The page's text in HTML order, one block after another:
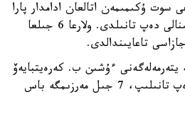
سوت ۇكىمىمەن اتالعان ادامدار پارا
بەرۋگە وقتالعانى ءۇشىن كىنالى دەپ تانىلدى. ولارعا 6 جىلعا
تاعايىندالدى.
يتەرمەلەگەنى ءۇشىن ب. كەرەيتبايەۆ
پەن گ. شوكەنوۆ كىنالى دەپ تانىلىپ، 7 جىل مەرزىمگە باس